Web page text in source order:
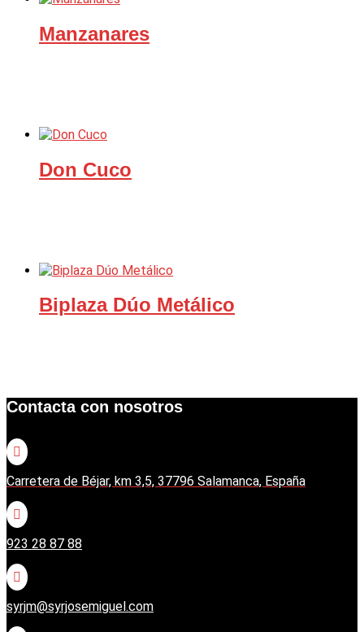
Manzanares
Don Cuco
Biplaza Dúo Metálico
Contacta con nosotros

Carretera de Béjar, km 3,5, 37796 Salamanca, España

923 28 87 88

syrjm@syrjosemiguel.com